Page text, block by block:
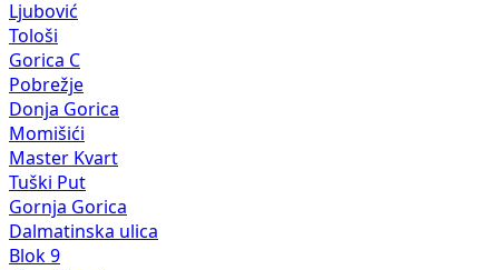
Ljubović
Tološi
Gorica C
Pobrežje
Donja Gorica
Momišići
Master Kvart
Tuški Put
Gornja Gorica
Dalmatinska ulica
Blok 9